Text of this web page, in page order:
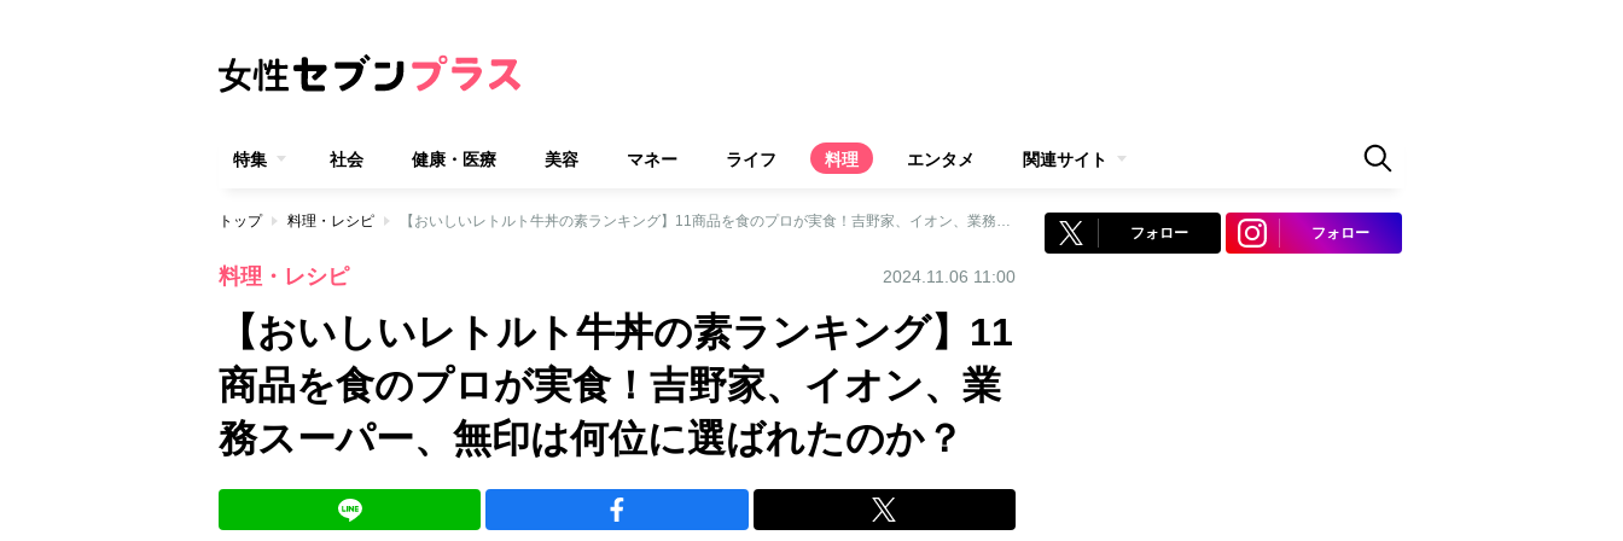
特集 社会 健康・医療 美容 マネー ライフ 料理 エンタメ 関連サイト
トップ 料理・レシピ 【おいしいレトルト牛丼の素ランキング】11商品を食のプロが実食！吉野家、イオン、業務スーパー、無印は何位に選ばれたのか？
料理・レシピ 2024.11.06 11:00
【おいしいレトルト牛丼の素ランキング】11
商品を食のプロが実食！吉野家、イオン、業
務スーパー、無印は何位に選ばれたのか？
フォロー フォロー